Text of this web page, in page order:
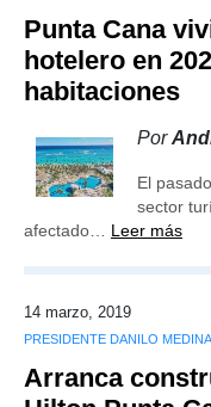
Punta Cana
hotelero en
habitaciones
Por
El
sector
afectado… Leer más
14 marzo, 2019
PRESIDENTE DANILO
Arranca